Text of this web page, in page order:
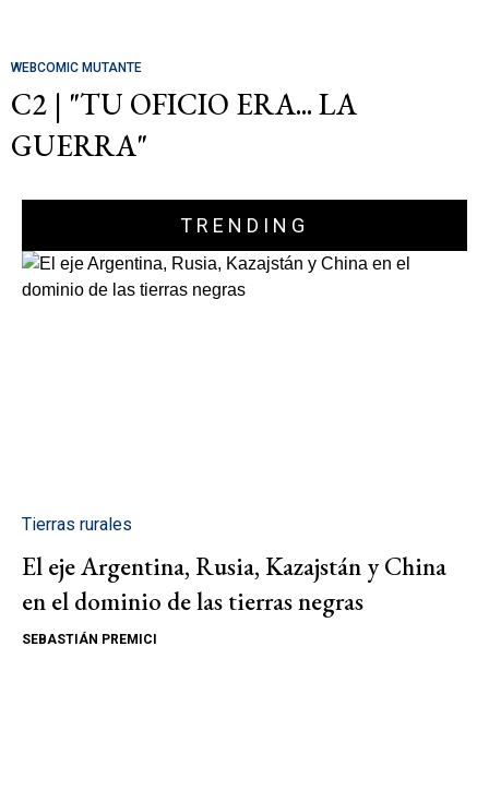
WEBCOMIC MUTANTE
C2 | "TU OFICIO ERA... LA
GUERRA"
TRENDING
Tierras rurales
El eje Argentina, Rusia, Kazajstán y China
en el dominio de las tierras negras
SEBASTIÁN PREMICI